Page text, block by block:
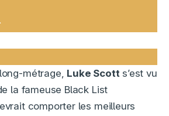
métrage, Luke Scotts’est vu
la fameuse Black List
comporter les meilleurs